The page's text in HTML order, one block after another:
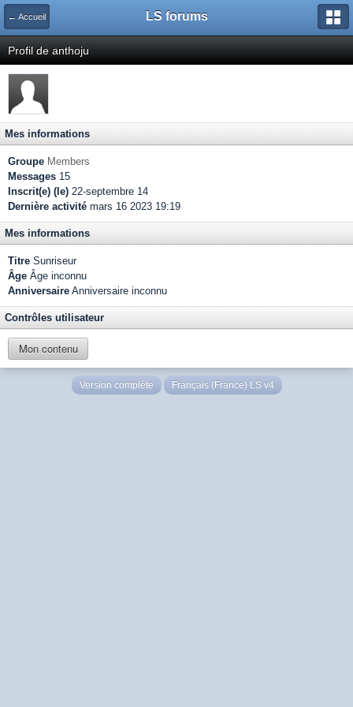
← Accueil LS forums
Profil de anthoju
Mes informations
Groupe Members
Messages 15
Inscrit(e) (le) 22-septembre 14
Dernière activité mars 16 2023 19:19
Mes informations
Titre Sunriseur
Âge Âge inconnu
Anniversaire Anniversaire inconnu
Contrôles utilisateur
Mon contenu
Version complète Français (France) LS v4